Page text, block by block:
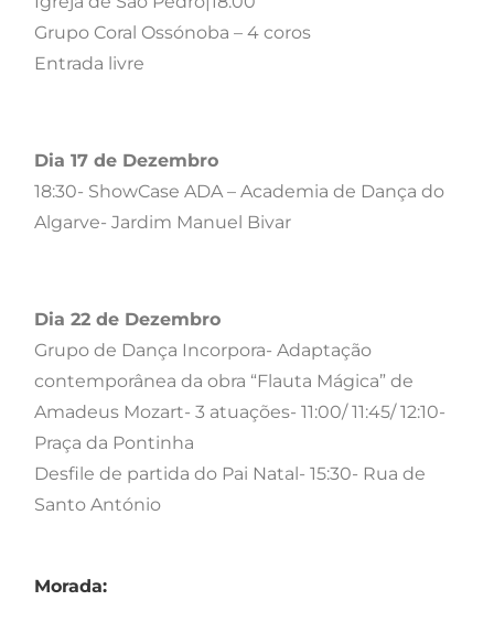
Grupo Coral Ossónoba – 4 coros
Entrada livre
Dia 17 de Dezembro
18:30- ShowCase ADA – Academia de Dança do
Algarve- Jardim Manuel Bivar
Dia 22 de Dezembro
Grupo de Dança Incorpora- Adaptação
contemporânea da obra “Flauta Mágica” de
Amadeus Mozart- 3 atuações- 11:00/ 11:45/ 12:10-
Praça da Pontinha
Desfile de partida do Pai Natal- 15:30- Rua de
Santo António
Morada: